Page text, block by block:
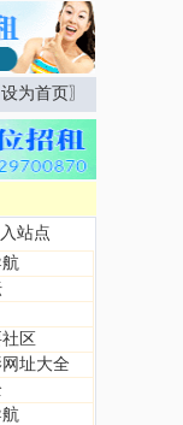
设为首页〗
站点
区
网址大全